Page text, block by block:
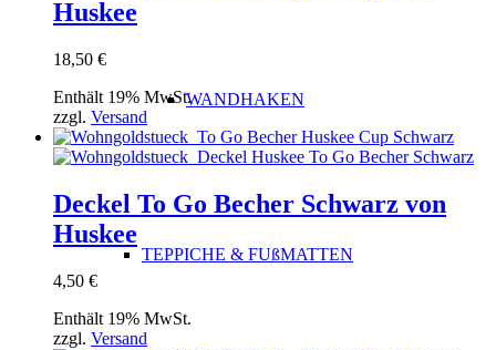
WANDHAKEN
TEPPICHE & FUßMATTEN
Huskee
18,50 €
Enthält 19% MwSt.
zzgl. Versand
Deckel To Go Becher Schwarz von
Huskee
4,50 €
Enthält 19% MwSt.
zzgl. Versand